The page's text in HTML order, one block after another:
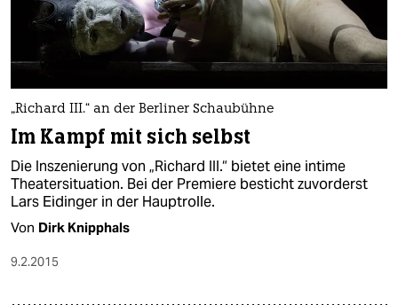
„Richard III.“ an der Berliner Schaubühne
Im Kampf mit sich selbst
Die Inszenierung von „Richard III.“ bietet eine intime
Theatersituation. Bei der Premiere besticht zuvorderst
Lars Eidinger in der Hauptrolle.
Von Dirk Knipphals
9.2.2015